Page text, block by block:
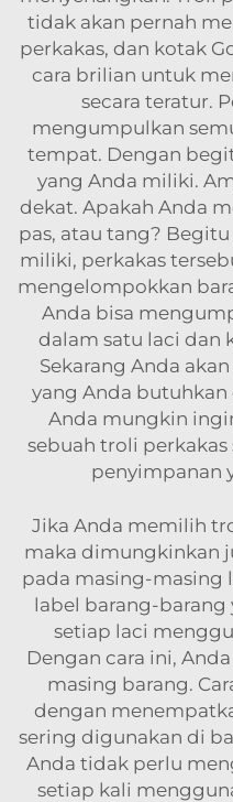
tidak akan pernah
perkakas, dan kotak
cara brilian untuk
secara teratur.
mengumpulkan
tempat. Dengan
yang Anda miliki.
dekat. Apakah Anda
pas, atau tang?
miliki, perkakas
mengelompokkan
Anda bisa
dalam satu laci dan
Sekarang Anda
yang Anda butuhkan
Anda mungkin
sebuah troli perkakas
penyimpanan
Jika Anda memilih
maka dimungkinkan
pada masing-masing
label barang-
setiap laci
Dengan cara ini,
masing barang.
dengan
sering digunakan di
Anda tidak perlu
setiap kali